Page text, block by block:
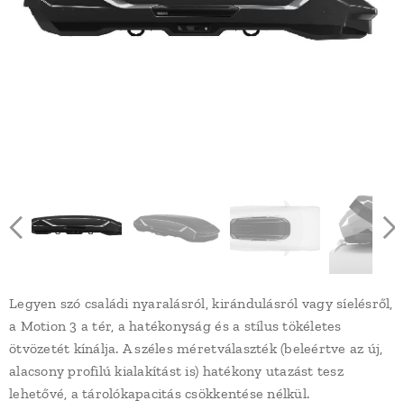
Legyen szó családi nyaralásról, kirándulásról vagy síelésről,
a Motion 3 a tér, a hatékonyság és a stílus tökéletes
ötvözetét kínálja. A széles méretválaszték (beleértve az új,
alacsony profilú kialakítást is) hatékony utazást tesz
lehetővé, a tárolókapacitás csökkentése nélkül.